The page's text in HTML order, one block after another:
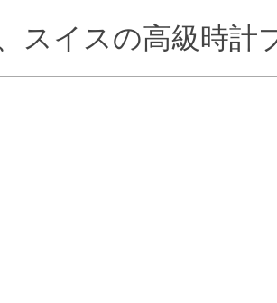
、スイスの高級時計